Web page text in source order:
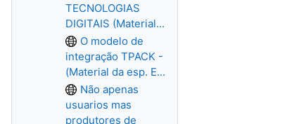
TECNOLOGIAS
DIGITAIS (Material...
O modelo de
integração TPACK -
(Material da esp. E...
Não apenas
usuarios mas
produtores de